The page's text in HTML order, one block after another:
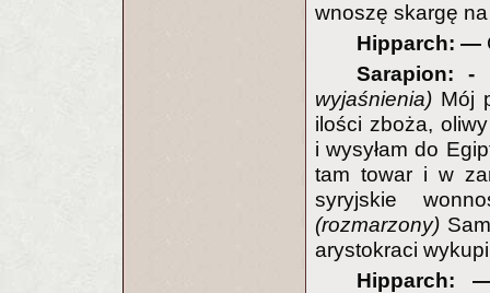
wnoszę skargę
Hipparch: —
Sarapion: -
wyjaśnienia) Mój
ilości zboża,
i wysyłam do
tam towar i w
syryjskie
(rozmarzony)
arystokraci
Hipparch: